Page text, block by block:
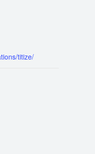
titize/